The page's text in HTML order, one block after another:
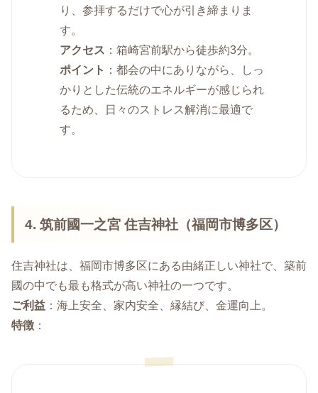
り、参拝するだけで心が引き締まりま
す。
アクセス ：箱崎宮前駅から徒歩約3分。
ポイント ：都会の中にありながら、しっ
かりとした伝統のエネルギーが感じられ
るため、日々のストレス解消に最適で
す。
4. 筑前國一之宮 住吉神社（福岡市博多区）
住吉神社は、福岡市博多区にある由緒正しい神社で、築前
國の中でも最も格式が高い神社の一つです。
ご利益 ：海上安全、家内安全、縁結び、金運向上。
特徴 ：